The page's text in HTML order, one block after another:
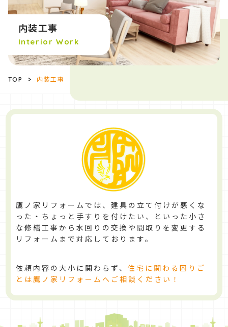
内装工事
Interior Work
TOP > 内装工事
鷹ノ家リフォームでは、建具の立て付けが悪くな
った・ちょっと手すりを付けたい、といった小さ
な修繕工事から水回りの交換や間取りを変更する
リフォームまで対応しております。
依頼内容の大小に関わらず、住宅に関わる困りご
とは鷹ノ家リフォームへご相談ください！